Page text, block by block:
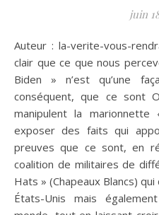
juin
Auteur : la-verite-vous-rendra-libres.org Il est désormais
clair que ce que nous
Biden » n’est qu’une
conséquent, que ce sont
manipulent la
exposer des faits qui
preuves que ce sont, en
coalition de militaires de
Hats » (Chapeaux Blancs)
États-Unis mais